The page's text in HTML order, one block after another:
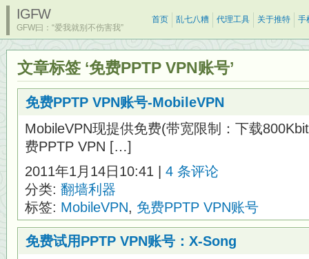
IGFW
GFW曰：“爱我就别不伤害我”
首页 乱七八糟 代理工具 关于推特 手
文章标签 ‘免费PPTP VPN账号’
免费PPTP VPN账号-MobileVPN
MobileVPN现提供免费(带宽限制：下载
费PPTP VPN […]
2011年1月14日10:41 | 4 条评论
分类: 翻墙利器
标签: MobileVPN, 免费PPTP VPN账号
免费试用PPTP VPN账号：X-Song